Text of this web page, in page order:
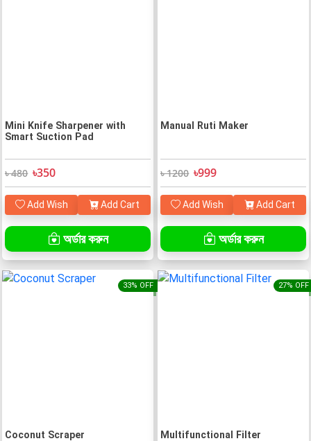
Mini Knife Sharpener with
Smart Suction Pad
৳ 480 ৳350
Add Wish Add Cart
অর্ডার করুন
Manual Ruti Maker
৳ 1200 ৳999
Add Wish Add Cart
অর্ডার করুন
33% OFF
Coconut Scraper
27% OFF
Multifunctional Filter